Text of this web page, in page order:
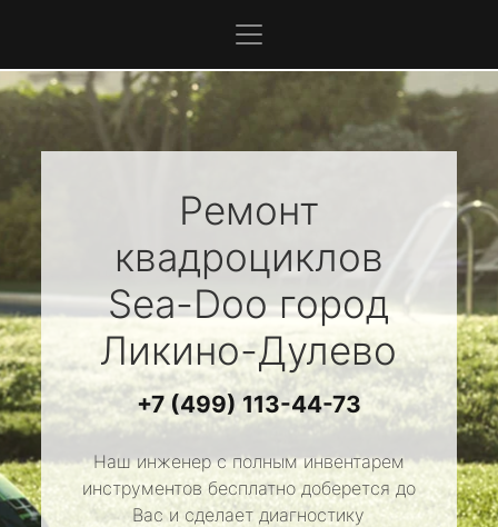
Ремонт
квадроциклов
Sea-Dooгород
Ликино-Дулево
+7 (499) 113-44-73
Наш инженер с полным инвентарем
инструментов бесплатно доберется до
Вас и сделает диагностику